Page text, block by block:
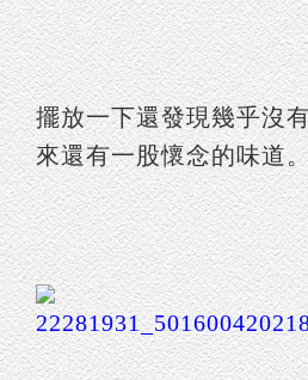
擺放一下還發現幾乎沒
來還有一股懷念的味道